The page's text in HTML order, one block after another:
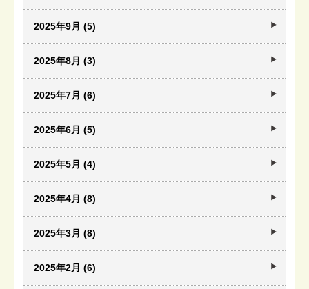
2025年9月 (5)
2025年8月 (3)
2025年7月 (6)
2025年6月 (5)
2025年5月 (4)
2025年4月 (8)
2025年3月 (8)
2025年2月 (6)